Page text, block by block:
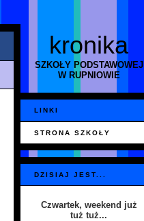
kronika
SZKOŁY PODSTAWOWEJ
W RUPNIOWIE
LINKI
STRONA SZKOŁY
DZISIAJ JEST...
Czwartek, weekend już
tuż tuż...